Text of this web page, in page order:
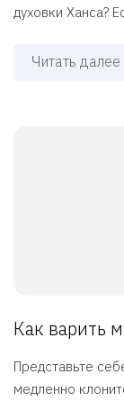
духовки Ханса?
Читать далее
Как варить
Представьте
медленно